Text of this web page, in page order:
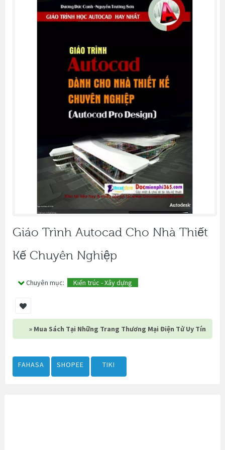
Giáo Trình Autocad Cho Nhà Thiết
Kế Chuyên Nghiệp
Chuyên mục: Kiến trúc - Xây dựng
» Mua Sách Tại Những Trang Thương Mại Điện Tử Uy Tín
FAHASA SHOPEE TIKI